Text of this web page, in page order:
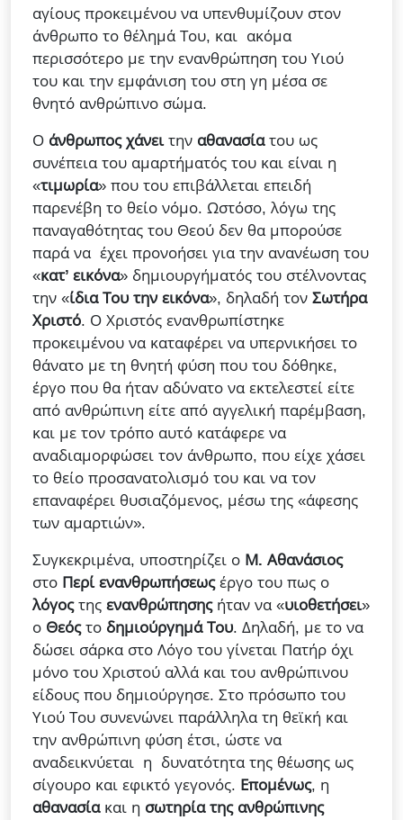
αγίους προκειμένου να υπενθυμίζουν στον
άνθρωπο το θέλημά Του, και ακόμα
περισσότερο με την ενανθρώπηση του Υιού
του και την εμφάνιση του στη γη μέσα σε
θνητό ανθρώπινο σώμα.
Ο άνθρωπος χάνει την αθανασία του ως
συνέπεια του αμαρτήματός του και είναι η
«τιμωρία» που του επιβάλλεται επειδή
παρενέβη το θείο νόμο. Ωστόσο, λόγω της
παναγαθότητας του Θεού δεν θα μπορούσε
παρά να έχει προνοήσει για την ανανέωση του
«κατ’ εικόνα» δημιουργήματός του στέλνοντας
την «ίδια Του την εικόνα», δηλαδή τον Σωτήρα
Χριστό. Ο Χριστός ενανθρωπίστηκε
προκειμένου να καταφέρει να υπερνικήσει το
θάνατο με τη θνητή φύση που του δόθηκε,
έργο που θα ήταν αδύνατο να εκτελεστεί είτε
από ανθρώπινη είτε από αγγελική παρέμβαση,
και με τον τρόπο αυτό κατάφερε να
αναδιαμορφώσει τον άνθρωπο, που είχε χάσει
το θείο προσανατολισμό του και να τον
επαναφέρει θυσιαζόμενος, μέσω της «άφεσης
των αμαρτιών».
Συγκεκριμένα, υποστηρίζει ο Μ. Αθανάσιος
στο Περί ενανθρωπήσεωςέργο του πως ο
λόγος της ενανθρώπησης ήταν να «υιοθετήσει»
ο Θεός το δημιούργημά Του. Δηλαδή, με το να
δώσει σάρκα στο Λόγο του γίνεται Πατήρ όχι
μόνο του Χριστού αλλά και του ανθρώπινου
είδους που δημιούργησε. Στο πρόσωπο του
Υιού Του συνενώνει παράλληλα τη θεϊκή και
την ανθρώπινη φύση έτσι, ώστε να
αναδεικνύεται η δυνατότητα της θέωσης ως
σίγουρο και εφικτό γεγονός. Επομένως, η
αθανασία και η σωτηρία της ανθρώπινης